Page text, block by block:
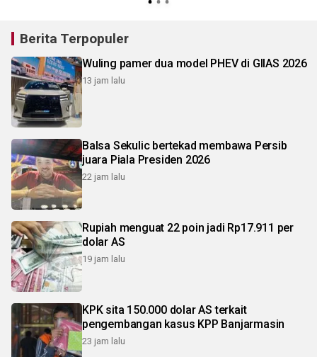
Berita Terpopuler
Wuling pamer dua model PHEV di GIIAS 2026
13 jam lalu
Balsa Sekulic bertekad membawa Persib
juara Piala Presiden 2026
22 jam lalu
Rupiah menguat 22 poin jadi Rp17.911 per
dolar AS
19 jam lalu
KPK sita 150.000 dolar AS terkait
pengembangan kasus KPP Banjarmasin
23 jam lalu